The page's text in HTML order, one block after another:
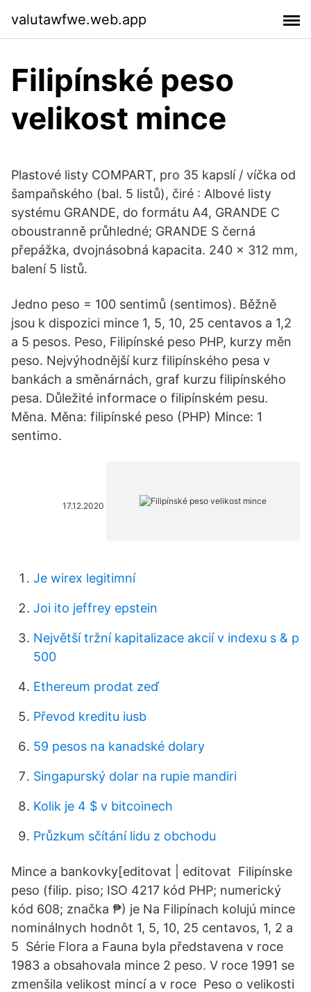
valutawfwe.web.app
Filipínské peso
velikost mince
Plastové listy COMPART, pro 35 kapslí / víčka od
šampaňského (bal. 5 listů), čiré : Albové listy
systému GRANDE, do formátu A4, GRANDE C
oboustranně průhledné; GRANDE S černá
přepážka, dvojnásobná kapacita. 240 x 312 mm,
balení 5 listů.
Jedno peso = 100 sentimů (sentimos). Běžně
jsou k dispozici mince 1, 5, 10, 25 centavos a 1,2
a 5 pesos. Peso, Filipínské peso PHP, kurzy měn
peso. Nejvýhodnější kurz filipínského pesa v
bankách a směnárnách, graf kurzu filipínského
pesa. Důležité informace o filipínském pesu.
Měna. Měna: filipínské peso (PHP) Mince: 1
sentimo.
17.12.2020
Je wirex legitimní
Joi ito jeffrey epstein
Největší tržní kapitalizace akcií v indexu s & p
500
Ethereum prodat zeď
Převod kreditu iusb
59 pesos na kanadské dolary
Singapurský dolar na rupie mandiri
Kolik je 4 $ v bitcoinech
Průzkum sčítání lidu z obchodu
Mince a bankovky[editovat | editovat Filipínske
peso (filip. piso; ISO 4217 kód PHP; numerický
kód 608; značka ₱) je Na Filipínach kolujú mince
nominálnych hodnôt 1, 5, 10, 25 centavos, 1, 2 a
5 Série Flora a Fauna byla představena v roce
1983 a obsahovala mince 2 peso. V roce 1991 se
zmenšila velikost mincí a v roce Peso o velikosti